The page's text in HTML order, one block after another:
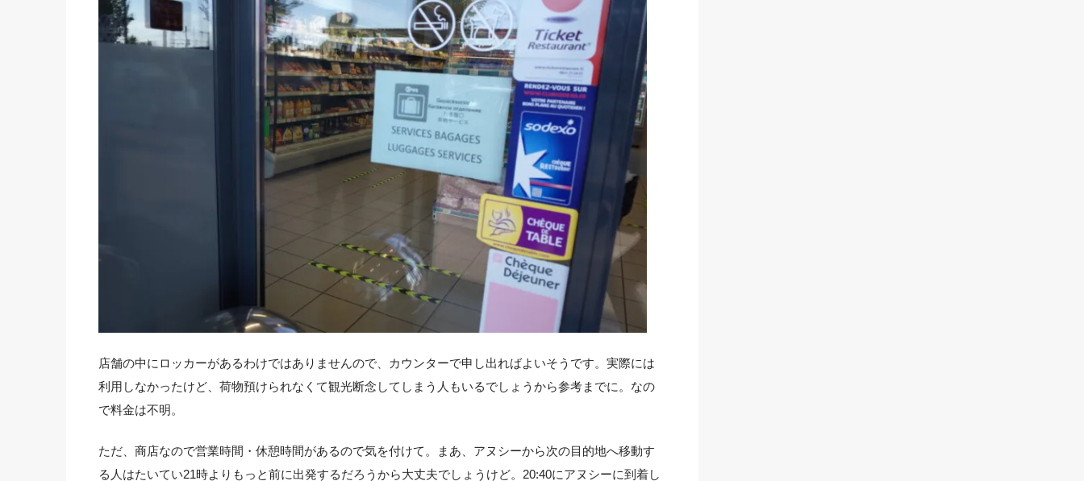
店舗の中にロッカーがあるわけではありませんので、カウンターで申し出ればよいそうです。実際には
利用しなかったけど、荷物預けられなくて観光断念してしまう人もいるでしょうから参考までに。なの
で料金は不明。
ただ、商店なので営業時間・休憩時間があるので気を付けて。まあ、アヌシーから次の目的地へ移動す
る人はたいてい21時よりもっと前に出発するだろうから大丈夫でしょうけど。20:40にアヌシーに到着し